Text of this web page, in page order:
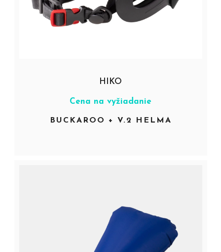
HIKO
Cena na vyžiadanie
BUCKAROO + V.2 HELMA